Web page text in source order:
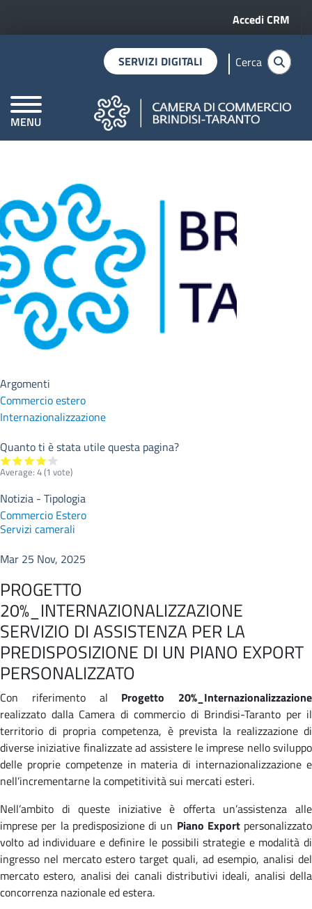
Menu
Accedi CRM
MENU
CAMERE DI COMMERCIO D'ITALIA
SERVIZI DIGITALI Cerca
Home term Internazionalizzazione
Argomenti
Commercio estero
Internazionalizzazione
Quanto ti è stata utile questa pagina?
Average: 4(1 vote)
Notizia - Tipologia
Commercio Estero
Servizi camerali
Mar 25 Nov, 2025
PROGETTO
20%_INTERNAZIONALIZZAZIONE
SERVIZIO DI ASSISTENZA PER LA
PREDISPOSIZIONE DI UN PIANO EXPORT
PERSONALIZZATO
Con riferimento al Progetto 20%_Internazionalizzazione
realizzato dalla Camera di commercio di Brindisi-Taranto per il
territorio di propria competenza, è prevista la realizzazione di
diverse iniziative finalizzate ad assistere le imprese nello sviluppo
delle proprie competenze in materia di internazionalizzazione e
nell’incrementarne la competitività sui mercati esteri.
Nell’ambito di queste iniziative è offerta un’assistenza alle
imprese per la predisposizione di un Piano Exportpersonalizzato
volto ad individuare e definire le possibili strategie e modalità di
ingresso nel mercato estero target quali, ad esempio, analisi del
mercato estero, analisi dei canali distributivi ideali, analisi della
concorrenza nazionale ed estera.